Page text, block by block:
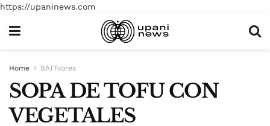
https://upaninews.com
Home SATTvores
SOPA DE TOFU CON
VEGETALES